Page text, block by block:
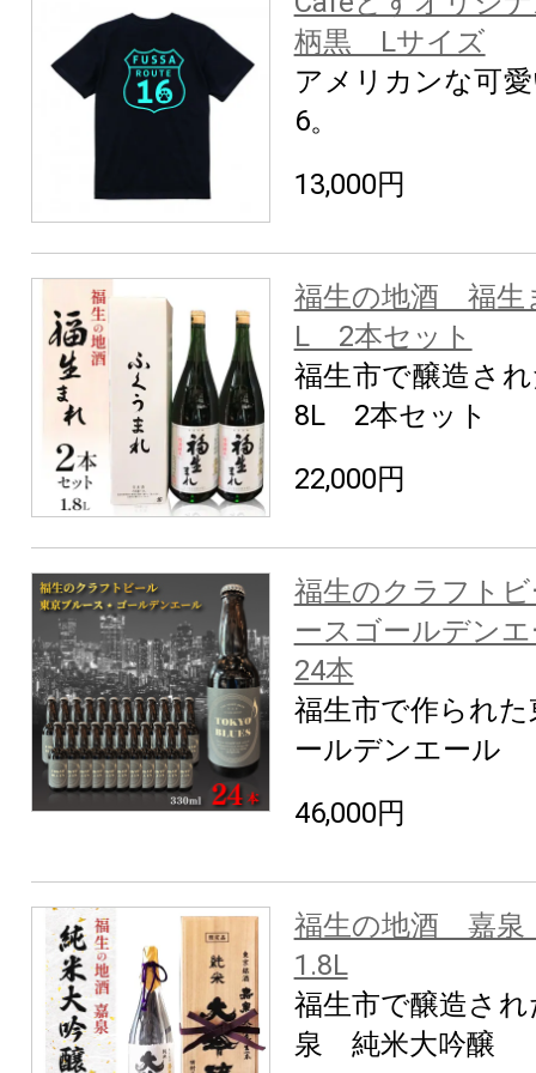
柄黒 Lサイズ
アメリカンな可
6。
13,000円
福生の地酒 福
L 2本セット
福生市で醸造さ
8L 2本セット
22,000円
福生のクラフト
ースゴールデ
24本
福生市で作られ
ールデンエール
46,000円
福生の地酒 嘉
1.8L
福生市で醸造さ
泉 純米大吟醸